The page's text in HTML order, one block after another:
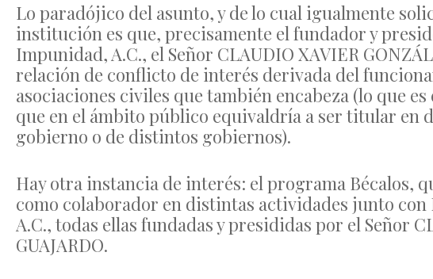
Lo paradójico del asunto, y de lo cual igualmente
institución es que, precisamente el fundador y
Impunidad, A.C., el Señor CLAUDIO XAVIER
relación de conflicto de interés derivada del
asociaciones civiles que también encabeza (lo que
que en el ámbito público equivaldría a ser titular en
gobierno o de distintos gobiernos).
Hay otra instancia de interés: el programa Bécalos,
como colaborador en distintas actividades junto
A.C., todas ellas fundadas y presididas por el Señor
GUAJARDO.